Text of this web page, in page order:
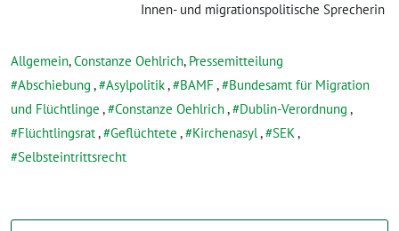
Innen- und migrationspolitische Sprecherin
Allgemein,Constanze Oehlrich, Pressemitteilung
Abschiebung , Asylpolitik, BAMF ,
Bundesamt für Migration
und Flüchtlinge , Constanze Oehlrich, Dublin-Verordnung ,
Flüchtlingsrat, Geflüchtete , Kirchenasyl, SEK,
Selbsteintrittsrecht